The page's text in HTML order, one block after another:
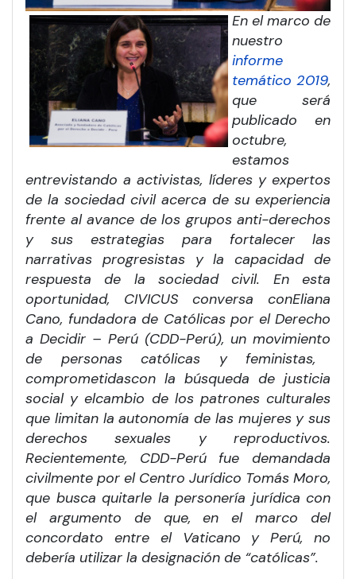
En el marco de
nuestro
informe
temático 2019,
que será
publicado en
octubre,
estamos
entrevistando a activistas, líderes y expertos
de la sociedad civil acerca de su experiencia
frente al avance de los grupos anti-derechos
y sus estrategias para fortalecer las
narrativas progresistas y la capacidad de
respuesta de la sociedad civil. En esta
oportunidad, CIVICUS conversa conEliana
Cano, fundadora de Católicas por el Derecho
a Decidir – Perú (CDD-Perú), un movimiento
de personas católicas y feministas,
comprometidascon la búsqueda de justicia
social y elcambio de los patrones culturales
que limitan la autonomía de las mujeres y sus
derechos sexuales y reproductivos.
Recientemente, CDD-Perú fue demandada
civilmente por elCentro Jurídico Tomás Moro,
que busca quitarle la personería jurídica con
el argumento de que, en el marco del
concordato entre el Vaticano y Perú, no
debería utilizar la designación de “católicas”.